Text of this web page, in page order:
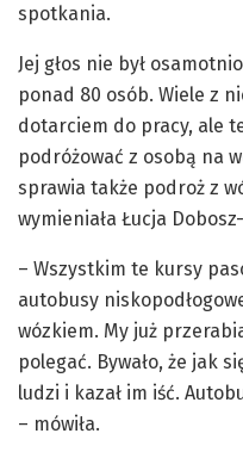
spotkania.
Jej głos nie był
ponad 80 osób. Wiele z
dotarciem do pracy, ale
podróżować z osobą na
sprawia także podroż z
wymieniała Łucja
– Wszystkim te kursy
autobusy
wózkiem. My już
polegać. Bywało, że jak
ludzi i kazał im iść.
– mówiła.